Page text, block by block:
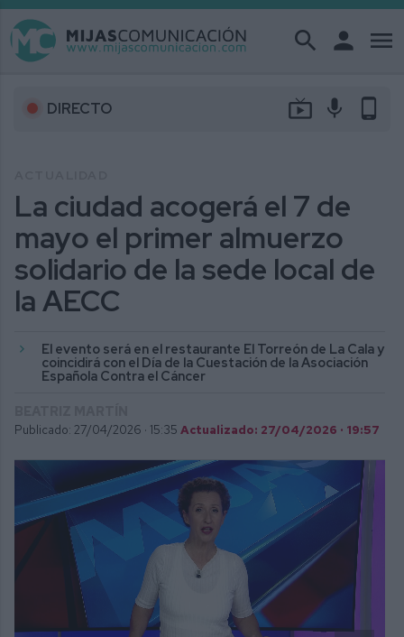
search person menu
DIRECTO live_tv mic phone_android
La ciudad acogerá el 7 de
mayo el primer almuerzo
solidario de la sede local de
la AECC
El evento será en el restaurante El Torreón de La Cala y
coincidirá con el Día de la Cuestación de la Asociación
Española Contra el Cáncer
Publicado: 27/04/2026 · 15:35 Actualizado: 27/04/2026 · 19:57